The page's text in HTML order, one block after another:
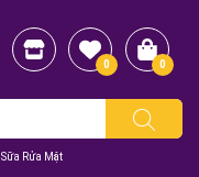
Sữa Rửa Mặt
0 0